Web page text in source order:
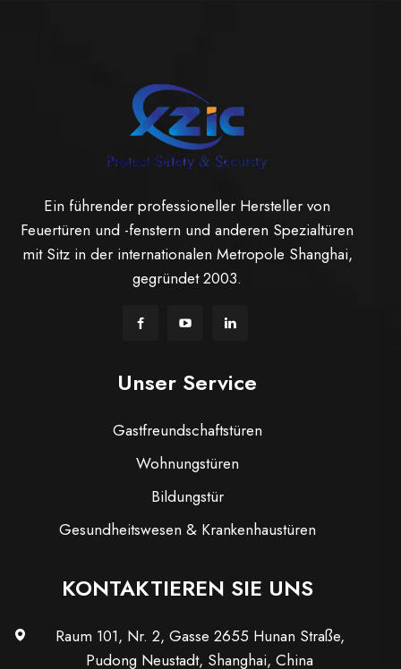
Ein führender professioneller Hersteller von
Feuertüren und -fenstern und anderen Spezialtüren
mit Sitz in der internationalen Metropole Shanghai,
gegründet 2003.
Unser Service
Gastfreundschaftstüren
Wohnungstüren
Bildungstür
Gesundheitswesen & Krankenhaustüren
KONTAKTIEREN SIE UNS
Raum 101, Nr. 2, Gasse 2655 Hunan Straße,
Pudong Neustadt, Shanghai, China